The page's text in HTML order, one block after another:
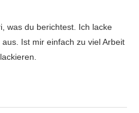
was du berichtest. Ich lacke
Ist mir einfach zu viel Arbeit